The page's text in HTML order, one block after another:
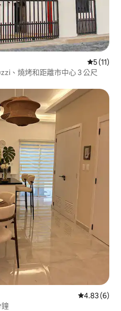
從 11 則
5 (11)
、燒烤和距離市中心 3 公尺
從 6 則評價
4.83 (6)
鐘